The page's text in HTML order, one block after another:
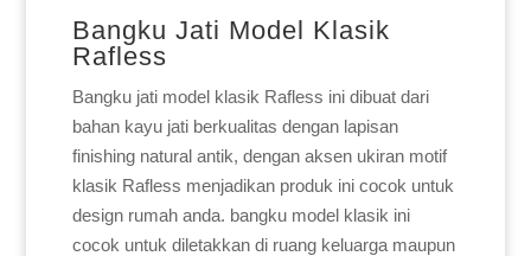
Bangku Jati Model Klasik
Rafless
Bangku jati model klasik Rafless ini dibuat dari
bahan kayu jati berkualitas dengan lapisan
finishing natural antik, dengan aksen ukiran motif
klasik Rafless menjadikan produk ini cocok untuk
design rumah anda. bangku model klasik ini
cocok untuk diletakkan di ruang keluarga maupun